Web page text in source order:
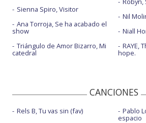
Sienna Spiro, Visitor
Ana Torroja, Se ha acabado el
show
Triángulo de Amor Bizarro, Mi
catedral
Nil
Niall
RAYE,
hope.
CANCIONES
Rels B, Tu vas sin (fav) Pablo
espacio